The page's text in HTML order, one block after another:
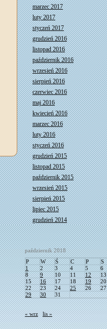
marzec 2017
luty 2017
styczeń 2017
grudzień 2016
listopad 2016
październik 2016
wrzesień 2016
sierpień 2016
czerwiec 2016
maj 2016
kwiecień 2016
marzec 2016
luty 2016
styczeń 2016
grudzień 2015
listopad 2015
październik 2015
wrzesień 2015
sierpień 2015
lipiec 2015
grudzień 2014
październik 2018
P
W Ś C P S
1
2 3 4 5 6
8
9 10 11 12 13
15
16 17 18 19 20
22
23 24 25 26 27
29
30 31
« wrz lis »